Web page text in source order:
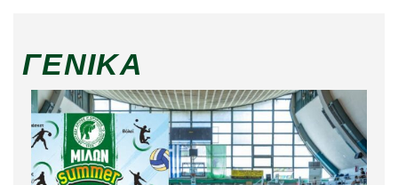
ΓΕΝΙΚΆ